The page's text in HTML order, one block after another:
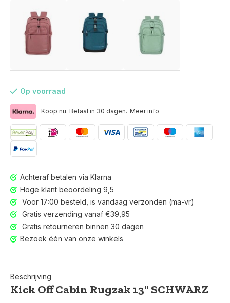
Voor 17:00 besteld, is vandaag verzonden (ma-vr)
Op voorraad
Koop nu. Betaal in 30 dagen. Meer info
Achteraf betalen via Klarna
Hoge klant beoordeling 9,5
Voor 17:00 besteld, is vandaag verzonden (ma-vr)
Gratis verzending vanaf €39,95
Gratis retourneren binnen 30 dagen
Bezoek één van onze winkels
Beschrijving
Kick Off Cabin Rugzak 13" SCHWARZ